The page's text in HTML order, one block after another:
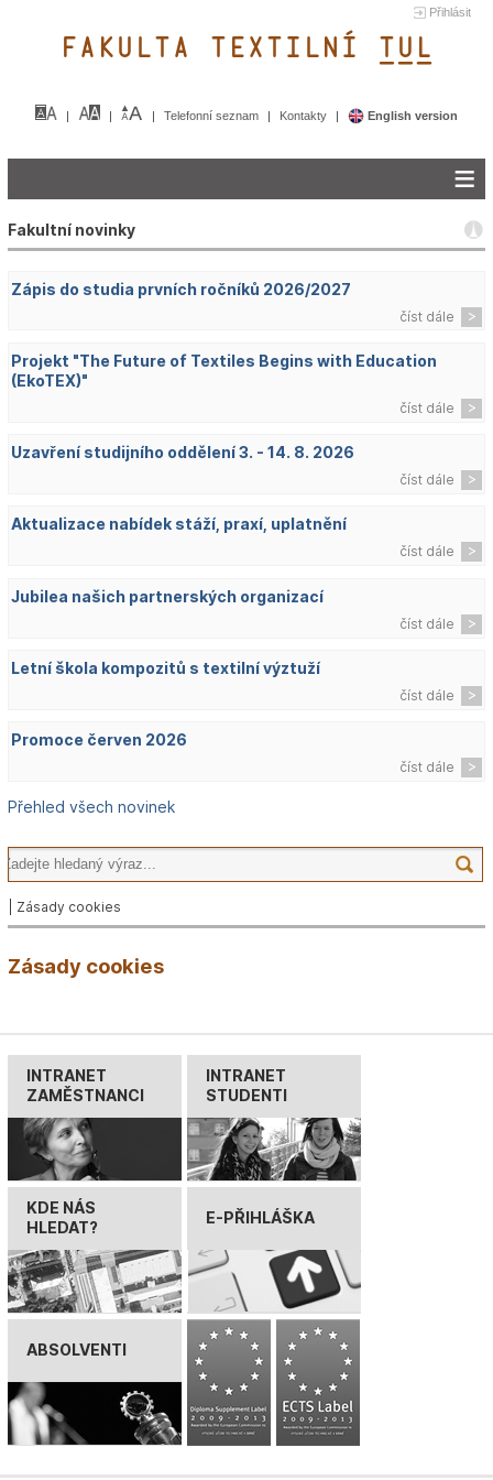
Přihlásit
FAKULTA TEXTILNÍ TUL&
Telefonní seznam Kontakty English version
Fakultní novinky
Zápis do studia prvních ročníků 2026/2027
číst dále
Projekt "The Future of Textiles Begins with Education
(EkoTEX)"
číst dále
Uzavření studijního oddělení 3. - 14. 8. 2026
číst dále
Aktualizace nabídek stáží, praxí, uplatnění
číst dále
Jubilea našich partnerských organizací
číst dále
Letní škola kompozitů s textilní výztuží
číst dále
Promoce červen 2026
číst dále
Přehled všech novinek
| Zásady cookies
Zásady cookies
INTRANET
ZAMĚSTNANCI
INTRANET
STUDENTI
KDE NÁS
HLEDAT?
E-PŘIHLÁŠKA
ABSOLVENTI